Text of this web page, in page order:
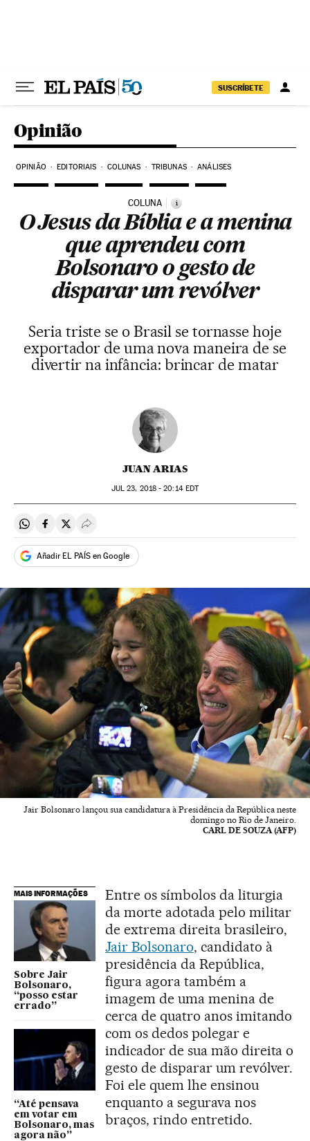
SUSCRÍBETE
Opinião
OPINIÃO EDITORIAIS COLUNAS TRIBUNAS ANÁLISES
COLUNA i
O Jesus da Bíblia e a menina
que aprendeu com
Bolsonaro o gesto de
disparar um revólver
Seria triste se o Brasil se tornasse hoje
exportador de uma nova maneira de se
divertir na infância: brincar de matar
JUAN ARIAS
JUL 23, 2018 - 20:14EDT
Compartir en Whatsapp
Compartir en Facebook
Compartir en Twitter
Desplegar Redes Sociales
Añadir EL PAÍS en Google
Jair Bolsonaro lançou sua candidatura à Presidência da República neste
domingo no Rio de Janeiro.
CARL DE SOUZA (AFP)
MAIS INFORMAÇÕES
Sobre Jair
Bolsonaro,
“posso estar
errado”
“Até pensava
em votar em
Bolsonaro, mas
agora não”
Entre os símbolos da liturgia
da morte adotada pelo militar
de extrema direita brasileiro,
Jair Bolsonaro, candidato à
presidência da República,
figura agora também a
imagem de uma menina de
cerca de quatro anos imitando
com os dedos polegar e
indicador de sua mão direita o
gesto de disparar um revólver.
Foi ele quem lhe ensinou
enquanto a segurava nos
braços, rindo entretido.